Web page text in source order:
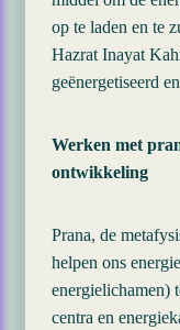
op te laden en te
Hazrat Inayat
geënergetiseerd
Werken met
ontwikkeling
Prana, de
helpen ons
energielichamen)
centra en